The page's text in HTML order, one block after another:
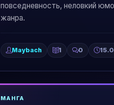
повседневность, неловкий
жанра.
Maybach 1 0
МАНГА